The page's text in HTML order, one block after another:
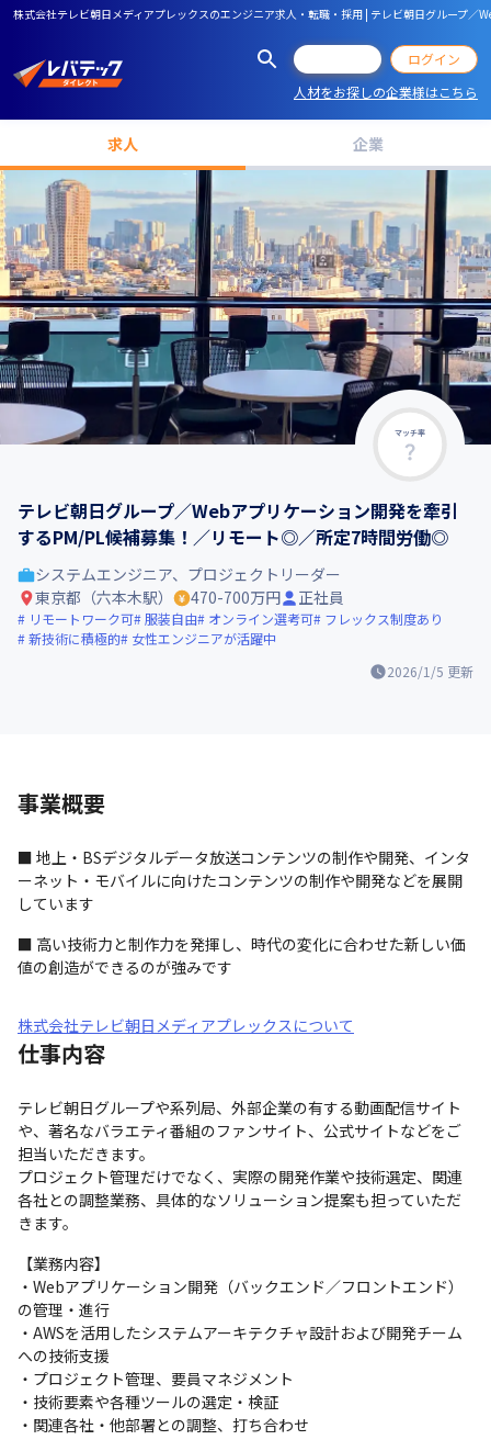
株式会社テレビ朝日メディアプレックスのエンジニア求人・転職・採用 | テレビ朝日グループ
ログイン
人材をお探しの企業様はこちら
求人 企業
マッチ率
テレビ朝日グループ／Webアプリケーション開発を牽引
するPM/PL候補募集！／リモート◎／所定7時間労働◎
2026/1/5 更新
システムエンジニア、プロジェクトリーダー
東京都（六本木駅）
470-700万円 正社員
リモートワーク可 服装自由 オンライン選考可
フレックス制度あり
新技術に積極的
女性エンジニアが活躍中
事業概要
■ 地上・BSデジタルデータ放送コンテンツの制作や開発、インタ
ーネット・モバイルに向けたコンテンツの制作や開発などを展開
しています
■ 高い技術力と制作力を発揮し、時代の変化に合わせた新しい価
値の創造ができるのが強みです
株式会社テレビ朝日メディアプレックスについて
仕事内容
テレビ朝日グループや系列局、外部企業の有する動画配信サイト
や、著名なバラエティ番組のファンサイト、公式サイトなどをご
担当いただきます。
プロジェクト管理だけでなく、実際の開発作業や技術選定、関連
各社との調整業務、具体的なソリューション提案も担っていただ
きます。
【業務内容】
・Webアプリケーション開発（バックエンド／フロントエンド）
の管理・進行
・AWSを活用したシステムアーキテクチャ設計および開発チーム
への技術支援
・プロジェクト管理、要員マネジメント
・技術要素や各種ツールの選定・検証
・関連各社・他部署との調整、打ち合わせ